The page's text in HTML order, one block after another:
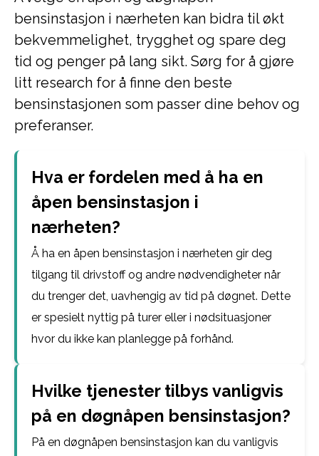
bensinstasjon i nærheten kan bidra til økt
bekvemmelighet, trygghet og spare deg
tid og penger på lang sikt. Sørg for å gjøre
litt research for å finne den beste
bensinstasjonen som passer dine behov og
preferanser.
Hva er fordelen med å ha en
åpen bensinstasjon i
nærheten?
Å ha en åpen bensinstasjon i nærheten gir deg
tilgang til drivstoff og andre nødvendigheter når
du trenger det, uavhengig av tid på døgnet. Dette
er spesielt nyttig på turer eller i nødsituasjoner
hvor du ikke kan planlegge på forhånd.
Hvilke tjenester tilbys vanligvis
på en døgnåpen bensinstasjon?
På en døgnåpen bensinstasjon kan du vanligvis